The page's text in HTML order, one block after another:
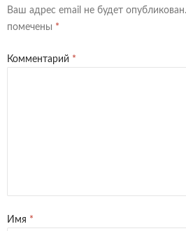
Ваш адрес email не будет опубликован.
помечены *
Комментарий *
Имя *